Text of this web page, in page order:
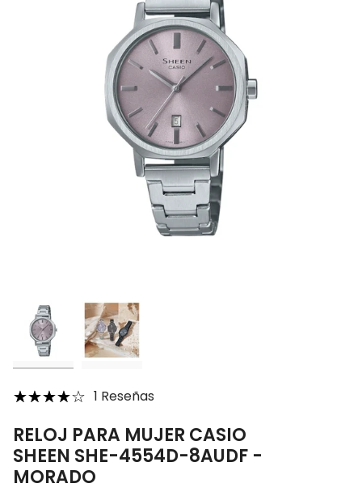
1 Reseñas
RELOJ PARA MUJER CASIO
SHEEN SHE-4554D-8AUDF -
MORADO